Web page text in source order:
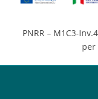
PNRR – M1C3-
per